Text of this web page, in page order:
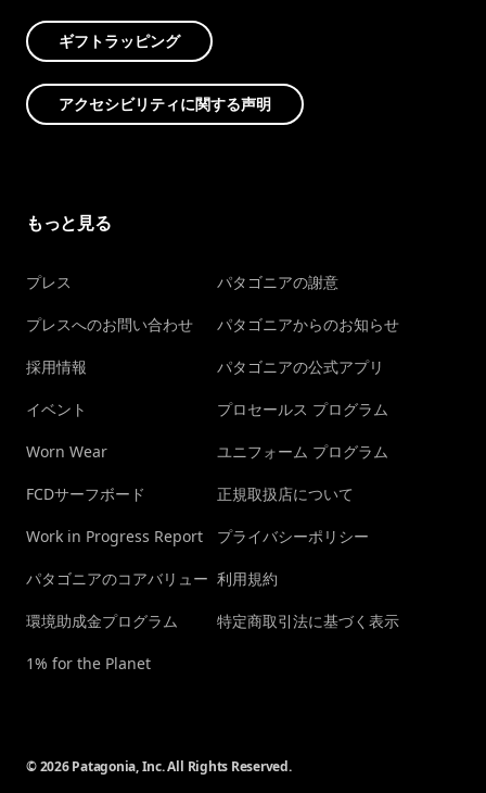
ギフトラッピング
アクセシビリティに関する声明
もっと見る
プレス
プレスへのお問い合わせ
採用情報
イベント
Worn Wear
FCDサーフボード
Work in Progress Report
パタゴニアのコアバリュー
環境助成金プログラム
1% for the Planet
パタゴニアの謝意
パタゴニアからのお知らせ
パタゴニアの公式アプリ
プロセールス プログラム
ユニフォーム プログラム
正規取扱店について
プライバシーポリシー
利用規約
特定商取引法に基づく表示
© 2026 Patagonia, Inc. All Rights Reserved.